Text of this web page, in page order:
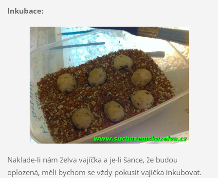
Inkubace:
Naklade-li nám želva vajíčka a je-li šance, že budou
oplozená, měli bychom se vždy pokusit vajíčka inkubovat.